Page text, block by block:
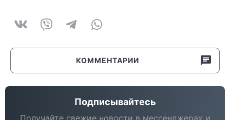
КОММЕНТАРИИ
Подписывайтесь
Получайте свежие новости в мессенджерах и